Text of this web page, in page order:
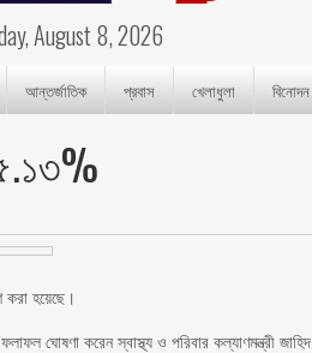
August 8, 2026
আন্তর্জাতিক প্রবাস খেলাধুলা বিনোদন
করা হয়েছে।
ঘোষণা করেন স্বাস্থ্য ও পরিবার কল্যাণমন্ত্রী জাহিদ